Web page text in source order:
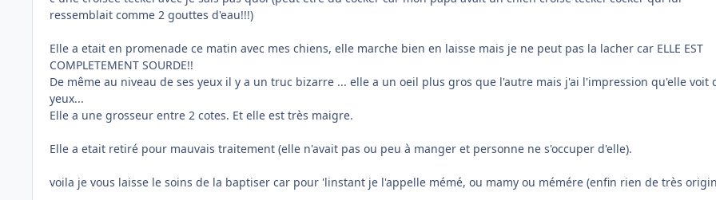
ressemblait comme 2 gouttes d'eau!!!)
Elle a etait en promenade ce matin avec mes chiens, elle marche bien en laisse mais je ne peut pas la lacher car ELLE EST
COMPLETEMENT SOURDE!!
De même au niveau de ses yeux il y a un truc bizarre ... elle a un oeil plus gros que l'autre mais j'ai l'impression qu'elle voit
yeux...
Elle a une grosseur entre 2 cotes. Et elle est très maigre.
Elle a etait retiré pour mauvais traitement (elle n'avait pas ou peu à manger et personne ne s'occuper d'elle).
voila je vous laisse le soins de la baptiser car pour 'linstant je l'appelle mémé, ou mamy ou mémére (enfin rien de très